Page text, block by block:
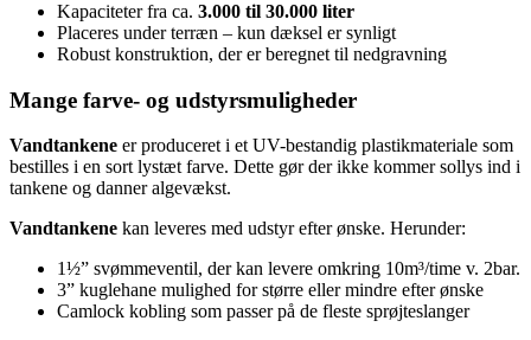
Kapaciteter fra ca. 3.000 til 30.000 liter
Placeres under terræn – kun dæksel er synligt
Robust konstruktion, der er beregnet til nedgravning
Mange farve- og udstyrsmuligheder
Vandtankene er produceret i et UV-bestandig plastikmateriale som
bestilles i en sort lystæt farve. Dette gør der ikke kommer sollys ind i
tankene og danner algevækst.
Vandtankene kan leveres med udstyr efter ønske. Herunder:
1½” svømmeventil, der kan levere omkring 10m³/time v. 2bar.
3” kuglehane mulighed for større eller mindre efter ønske
Camlock kobling som passer på de fleste sprøjteslanger